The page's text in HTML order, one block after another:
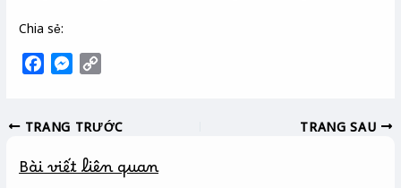
Chia sẻ:
e
o
M
s
n
y
i
TRANG TRƯỚC TRANG SAU
Bài viết liên quan